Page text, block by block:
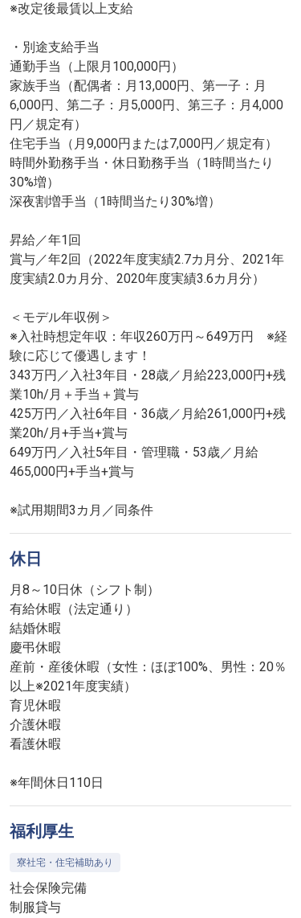
※改定後最賃以上支給
・別途支給手当
通勤手当（上限月100,000円）
家族手当（配偶者：月13,000円、第一子：月
6,000円、第二子：月5,000円、第三子：月4,000
円／規定有）
住宅手当（月9,000円または7,000円／規定有）
時間外勤務手当・休日勤務手当（1時間当たり
30%増）
深夜割増手当（1時間当たり30%増）
昇給／年1回
賞与／年2回（2022年度実績2.7カ月分、2021年
度実績2.0カ月分、2020年度実績3.6カ月分）
＜モデル年収例＞
※入社時想定年収：年収260万円～649万円 ※経
験に応じて優遇します！
343万円／入社3年目・28歳／月給223,000円+残
業10h/月＋手当＋賞与
425万円／入社6年目・36歳／月給261,000円+残
業20h/月+手当+賞与
649万円／入社5年目・管理職・53歳／月給
465,000円+手当+賞与
※試用期間3カ月／同条件
休日
月8～10日休（シフト制）
有給休暇（法定通り）
結婚休暇
慶弔休暇
産前・産後休暇（女性：ほぼ100%、男性：20％
以上※2021年度実績）
育児休暇
介護休暇
看護休暇
※年間休日110日
福利厚生
寮社宅・住宅補助あり
社会保険完備
制服貸与